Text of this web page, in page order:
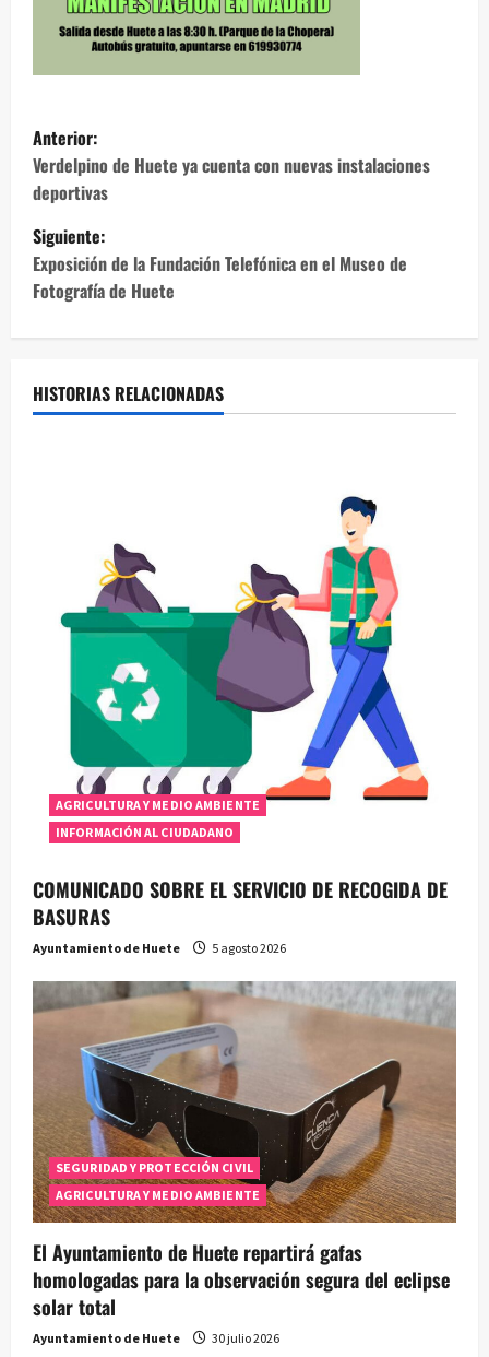
N
a
v
e
g
c
d
a
s
Anterior:
Verdelpino de Huete ya cuenta con nuevas instalaciones
deportivas
Siguiente:
Exposición de la Fundación Telefónica en el Museo de
Fotografía de Huete
HISTORIAS RELACIONADAS
AGRICULTURA Y MEDIO AMBIENTE
INFORMACIÓN AL CIUDADANO
COMUNICADO SOBRE EL SERVICIO DE RECOGIDA DE
BASURAS
Ayuntamiento de Huete 5 agosto 2026
SEGURIDAD Y PROTECCIÓN CIVIL
AGRICULTURA Y MEDIO AMBIENTE
El Ayuntamiento de Huete repartirá gafas
homologadas para la observación segura del eclipse
solar total
Ayuntamiento de Huete 30 julio 2026